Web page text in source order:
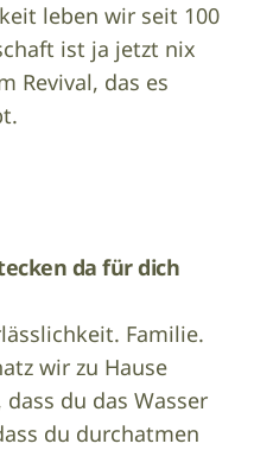
leben wir seit 100
ist ja jetzt nix
Revival, das es
da für dich
Familie.
wir zu Hause
du das Wasser
du durchatmen